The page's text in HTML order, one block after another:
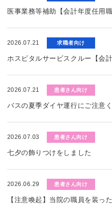
医事業務等補助【会計年度任用職
2026.07.21 求職者向け
ホスピタルサービスクルー【会
2026.07.21 患者さん向け
バスの夏季ダイヤ運行にご注意
2026.07.03 患者さん向け
七夕の飾りつけをしました
2026.06.29 患者さん向け
【注意喚起】当院の職員を装っ